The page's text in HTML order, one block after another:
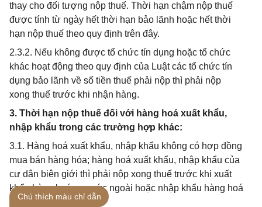
thay cho đối tượng nộp thuế. Thời hạn chậm nộp thuế
được tính từ ngày hết thời hạn bảo lãnh hoặc hết thời
hạn nộp thuế theo quy định trên đây.
2.3.2. Nếu không được tổ chức tín dụng hoặc tổ chức
khác hoạt động theo quy định của Luật các tổ chức tín
dụng bảo lãnh về số tiền thuế phải nộp thì phải nộp
xong thuế trước khi nhận hàng.
3. Thời hạn nộp thuế đối với hàng hoá xuất khẩu,
nhập khẩu trong các trường hợp khác:
3.1. Hàng hoá xuất khẩu, nhập khẩu không có hợp đồng
mua bán hàng hóa; hàng hoá xuất khẩu, nhập khẩu của
cư dân biên giới thì phải nộp xong thuế trước khi xuất
khẩu hàng hoá ra nước ngoài hoặc nhập khẩu hàng hoá
vào Việt Nam.
Chú thích màu chỉ dẫn